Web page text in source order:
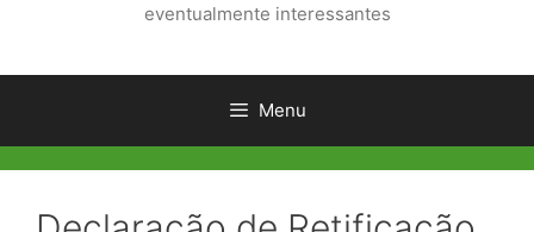
eventualmente interessantes
Menu